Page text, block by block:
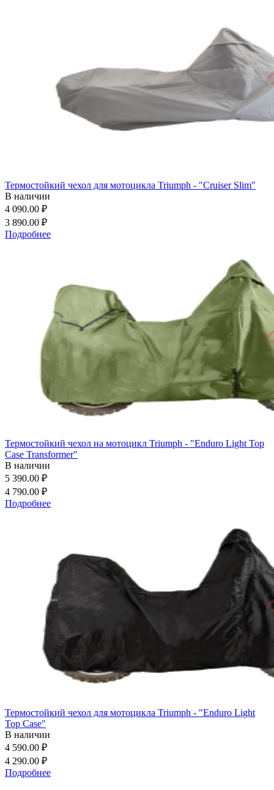
Термостойкий чехол для мотоцикла Triumph - "Cruiser Slim"
В наличии
4 090.00 ₽
3 890.00 ₽
Подробнее
Термостойкий чехол на мотоцикл Triumph - "Enduro Light Top
Case Transformer"
В наличии
5 390.00 ₽
4 790.00 ₽
Подробнее
Термостойкий чехол для мотоцикла Triumph - "Enduro Light
Top Case"
В наличии
4 590.00 ₽
4 290.00 ₽
Подробнее